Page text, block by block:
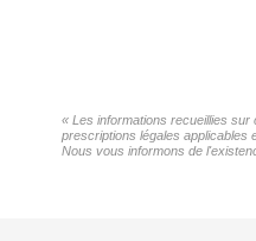
« Les informations recueillies
prescriptions légales applicables
Nous vous informons de